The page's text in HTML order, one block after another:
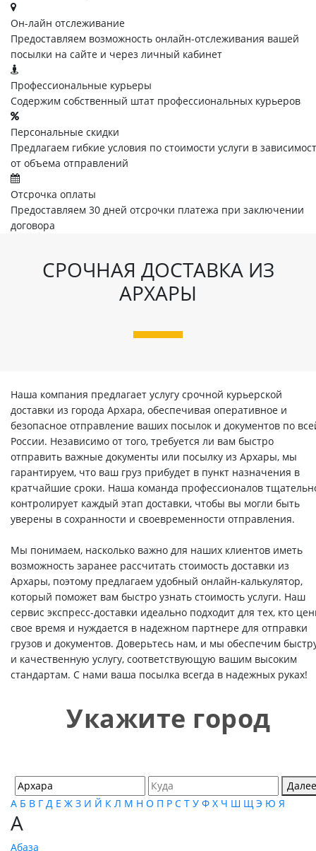
Он-лайн отслеживание
Предоставляем возможность онлайн-отслеживания вашей
посылки на сайте и через личный кабинет
Профессиональные курьеры
Содержим собственный штат профессиональных курьеров
Персональные скидки
Предлагаем гибкие условия по стоимости услуги в
от объема отправлений
Отсрочка оплаты
Предоставляем 30 дней отсрочки платежа при заключении
договора
СРОЧНАЯ ДОСТАВКА ИЗ
АРХАРЫ
Наша компания предлагает услугу срочной курьерской
доставки из города Архара, обеспечивая оперативное и
безопасное отправление ваших посылок и документов по
России. Независимо от того, требуется ли вам быстро
отправить важные документы или посылку из Архары, мы
гарантируем, что ваш груз прибудет в пункт назначения в
кратчайшие сроки. Наша команда профессионалов
контролирует каждый этап доставки, чтобы вы могли быть
уверены в сохранности и своевременности отправления.
Мы понимаем, насколько важно для наших клиентов иметь
возможность заранее рассчитать стоимость доставки из
Архары, поэтому предлагаем удобный онлайн-калькулятор,
который поможет вам быстро узнать стоимость услуги. Наш
сервис экспресс-доставки идеально подходит для тех, кто
свое время и нуждается в надежном партнере для отправки
грузов и документов. Доверьтесь нам, и мы обеспечим
и качественную услугу, соответствующую вашим высоким
стандартам. С нами ваша посылка всегда в надежных руках!
Укажите город
Далее
А Б В Г Д Е Ж З И Й К Л М Н О П Р С Т У Ф Х Ч Ш Щ Э Ю Я
А
Абаза